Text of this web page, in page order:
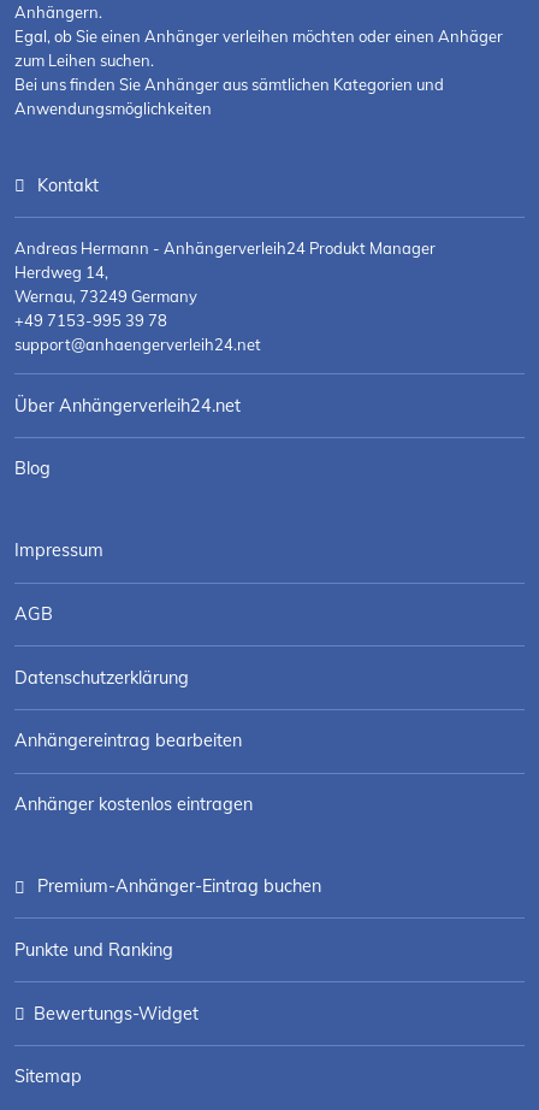
Anhängern.
Egal, ob Sie einen Anhänger verleihen möchten oder einen Anhäger
zum Leihen suchen.
Bei uns finden Sie Anhänger aus sämtlichen Kategorien und
Anwendungsmöglichkeiten
Kontakt
Andreas Hermann - Anhängerverleih24 Produkt Manager
Herdweg 14,
Wernau, 73249 Germany
+49 7153-995 39 78
support@anhaengerverleih24.net
Über Anhängerverleih24.net
Blog
Impressum
AGB
Datenschutzerklärung
Anhängereintrag bearbeiten
Anhänger kostenlos eintragen
Premium-Anhänger-Eintrag buchen
Punkte und Ranking
Bewertungs-Widget
Sitemap